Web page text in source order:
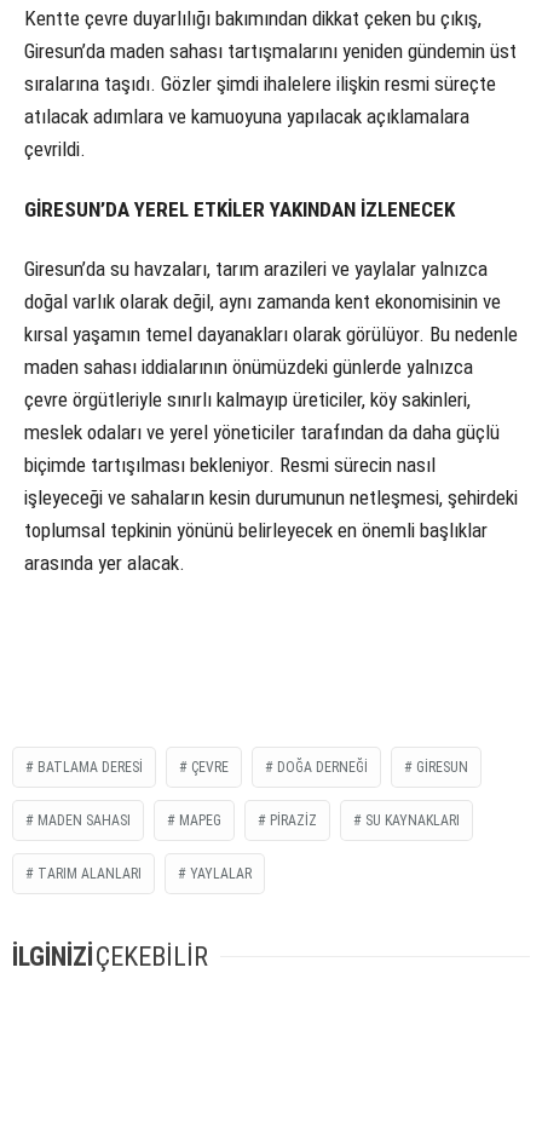
Kentte çevre duyarlılığı bakımından dikkat çeken bu çıkış,
Giresun’da maden sahası tartışmalarını yeniden gündemin üst
sıralarına taşıdı. Gözler şimdi ihalelere ilişkin resmi süreçte
atılacak adımlara ve kamuoyuna yapılacak açıklamalara
çevrildi.
GİRESUN’DA YEREL ETKİLER YAKINDAN İZLENECEK
Giresun’da su havzaları, tarım arazileri ve yaylalar yalnızca
doğal varlık olarak değil, aynı zamanda kent ekonomisinin ve
kırsal yaşamın temel dayanakları olarak görülüyor. Bu nedenle
maden sahası iddialarının önümüzdeki günlerde yalnızca
çevre örgütleriyle sınırlı kalmayıp üreticiler, köy sakinleri,
meslek odaları ve yerel yöneticiler tarafından da daha güçlü
biçimde tartışılması bekleniyor. Resmi sürecin nasıl
işleyeceği ve sahaların kesin durumunun netleşmesi, şehirdeki
toplumsal tepkinin yönünü belirleyecek en önemli başlıklar
arasında yer alacak.
BATLAMA DERESI ÇEVRE DOĞA DERNEĞI GIRESUN
MADEN SAHASI MAPEG PIRAZIZ SU KAYNAKLARI
TARIM ALANLARI YAYLALAR
İLGİNİZİ ÇEKEBİLİR